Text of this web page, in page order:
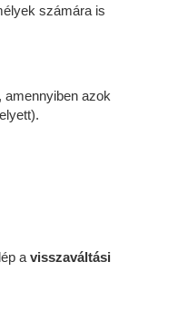
számára is
azok
a visszaváltási